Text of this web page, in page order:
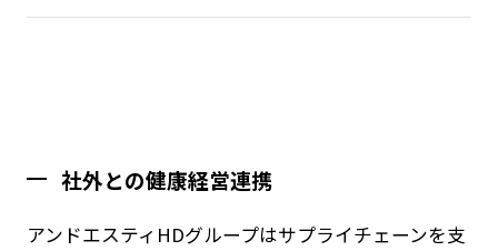
社外との健康経営連携
アンドエスティHDグループはサプライチェーンを支